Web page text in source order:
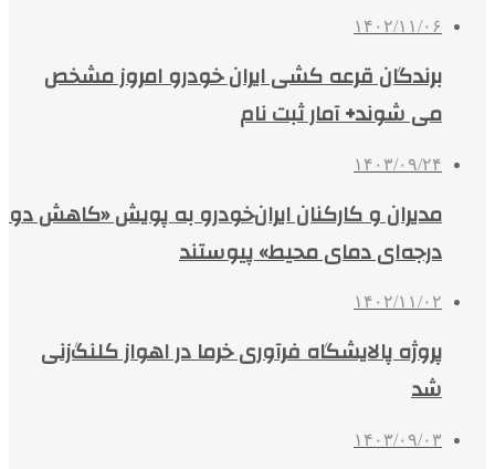
۱۴۰۲/۱۱/۰۶
برندگان قرعه کشی ایران خودرو امروز مشخص
می شوند+ آمار ثبت‌ نام
۱۴۰۳/۰۹/۲۴
مدیران و کارکنان ایران‌خودرو به پویش «کاهش دو
درجه‌ای دمای محیط» پیوستند
۱۴۰۲/۱۱/۰۲
پروژه پالایشگاه فرآوری خرما در اهواز کلنگ‌زنی
شد
۱۴۰۳/۰۹/۰۳